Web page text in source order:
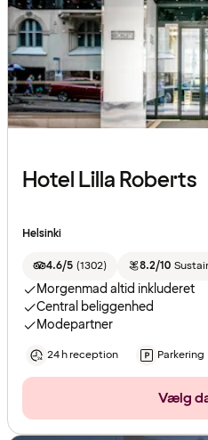
Hotel Lilla Roberts
Helsinki
4.6/5 (1302) 8.2/10
Morgenmad altid inkluderet
Central beliggenhed
Modepartner
24 h reception Parkering
Vælg